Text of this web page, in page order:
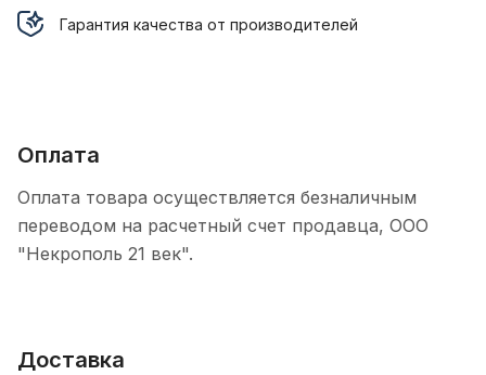
Гарантия качества от производителей
Оплата
Оплата товара осуществляется безналичным
переводом на расчетный счет продавца, ООО
"Некрополь 21 век".
Доставка